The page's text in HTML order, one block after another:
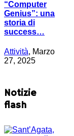
“Computer
Genius”: una
storia di
success…
Attività, Marzo
27, 2025
Notizie
flash